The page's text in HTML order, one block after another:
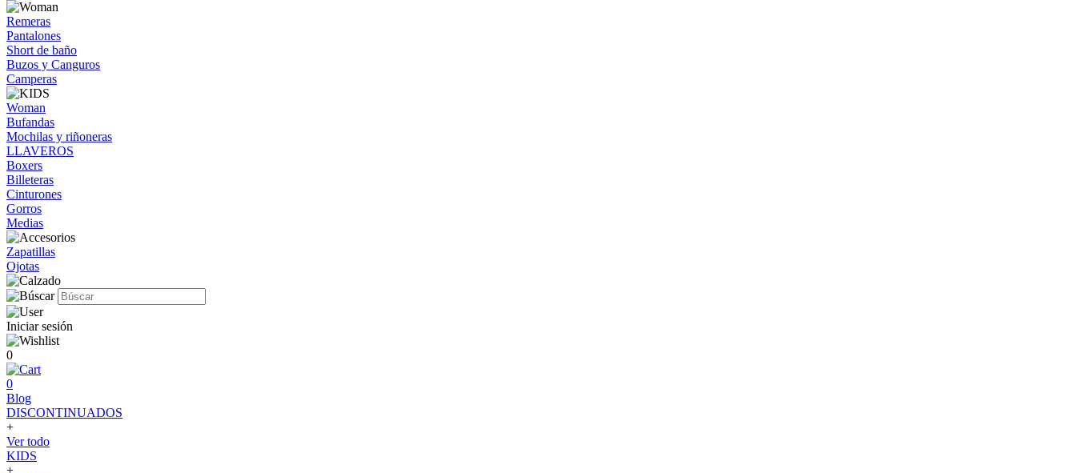
Remeras
Pantalones
Short de baño
Buzos y Canguros
Camperas
Woman
Bufandas
Mochilas y riñoneras
LLAVEROS
Boxers
Billeteras
Cinturones
Gorros
Medias
Zapatillas
Ojotas
Iniciar sesión
0
0
Blog
DISCONTINUADOS
+
Ver todo
KIDS
+